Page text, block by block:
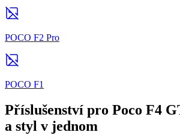
POCO F2 Pro
POCO F1
Příslušenství pro Poco F4
a styl v jednom